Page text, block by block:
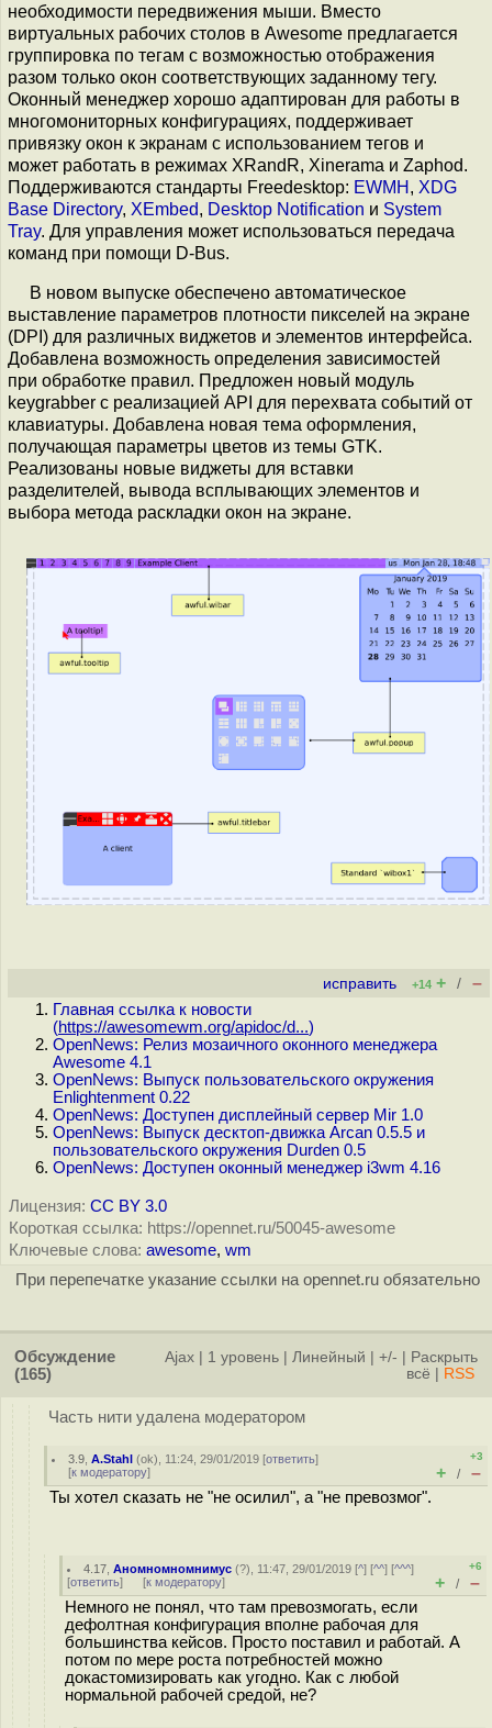
необходимости передвижения мыши. Вместо
виртуальных рабочих столов в Awesome предлагается
группировка по тегам c возможностью отображения
разом только окон соответствующих заданному тегу.
Оконный менеджер хорошо адаптирован для работы в
многомониторных конфигурациях, поддерживает
привязку окон к экранам с использованием тегов и
может работать в режимах XRandR, Xinerama и Zaphod.
Поддерживаются стандарты Freedesktop: EWMH , XDG
Base Directory, XEmbed, Desktop Notification и System
Tray. Для управления может использоваться передача
команд при помощи D-Bus.
В новом выпуске обеспечено автоматическое
выставление параметров плотности пикселей на экране
(DPI) для различных виджетов и элементов интерфейса.
Добавлена возможность определения зависимостей
при обработке правил. Предложен новый модуль
keygrabber с реализацией API для перехвата событий от
клавиатуры. Добавлена новая тема оформления,
получающая параметры цветов из темы GTK.
Реализованы новые виджеты для вставки
разделителей, вывода всплывающих элементов и
выбора метода раскладки окон на экране.
исправить +14 + / –
Главная ссылка к новости
(https://awesomewm.org/apidoc/d...)
OpenNews: Релиз мозаичного оконного менеджера
Awesome 4.1
OpenNews: Выпуск пользовательского окружения
Enlightenment 0.22
OpenNews: Доступен дисплейный сервер Mir 1.0
OpenNews: Выпуск десктоп-движка Arcan 0.5.5 и
пользовательского окружения Durden 0.5
OpenNews: Доступен оконный менеджер i3wm 4.16
Лицензия: CC BY 3.0
Короткая ссылка: https://opennet.ru/50045-awesome
Ключевые слова: awesome, wm
При перепечатке указание ссылки на opennet.ru обязательно
Обсуждение
(165)
Ajax 1 уровень Линейный +/-
Раскрыть
всё
RSS
Часть нити удалена модератором
3.9 ,A.Stahl (ok), 11:24, 29/01/2019 [ответить]
[к модератору]
+3
+ / –
Ты хотел сказать не "не осилил", а "не превозмог".
4.17 ,Аномномномнимус (?), 11:47, 29/01/2019 [^] [^^] [^^^]
[ответить] [к модератору]
+6
+ / –
Немного не понял, что там превозмогать, если
дефолтная конфигурация вполне рабочая для
большинства кейсов. Просто поставил и работай. А
потом по мере роста потребностей можно
докастомизировать как угодно. Как с любой
нормальной рабочей средой, не?